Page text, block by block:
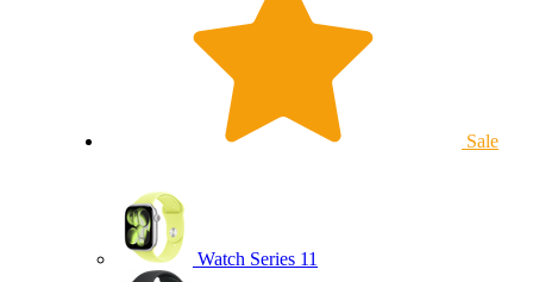
Sale
Watch Series 11